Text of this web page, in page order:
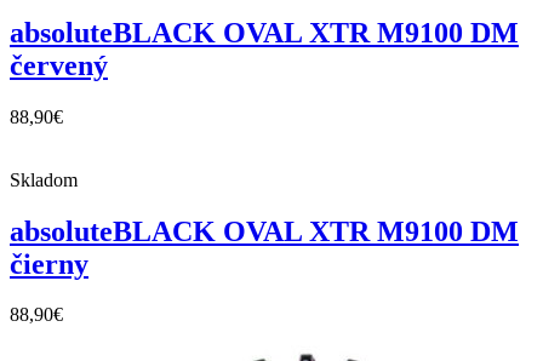
absoluteBLACK OVAL XTR M9100 DM
červený
88,90€
Skladom
absoluteBLACK OVAL XTR M9100 DM
čierny
88,90€